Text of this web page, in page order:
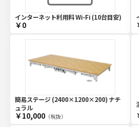
インターネット利用料 Wi-Fi (10台目安)
￥0
簡易ステージ (2400×1200×200) ナチ
ュラル
￥10,000（税抜）